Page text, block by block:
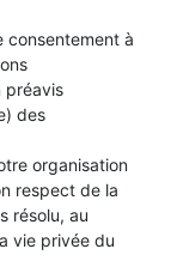
consentement à
préavis
des
organisation
respect de la
résolu, au
vie privée du